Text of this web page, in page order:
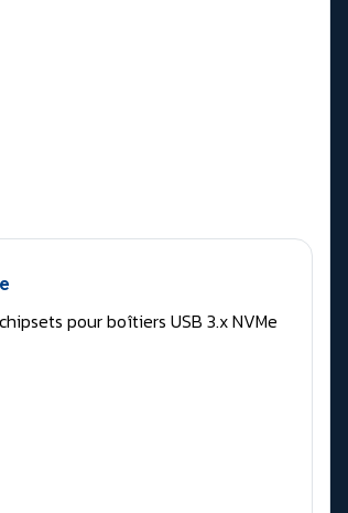
pour boîtiers USB 3.x NVMe